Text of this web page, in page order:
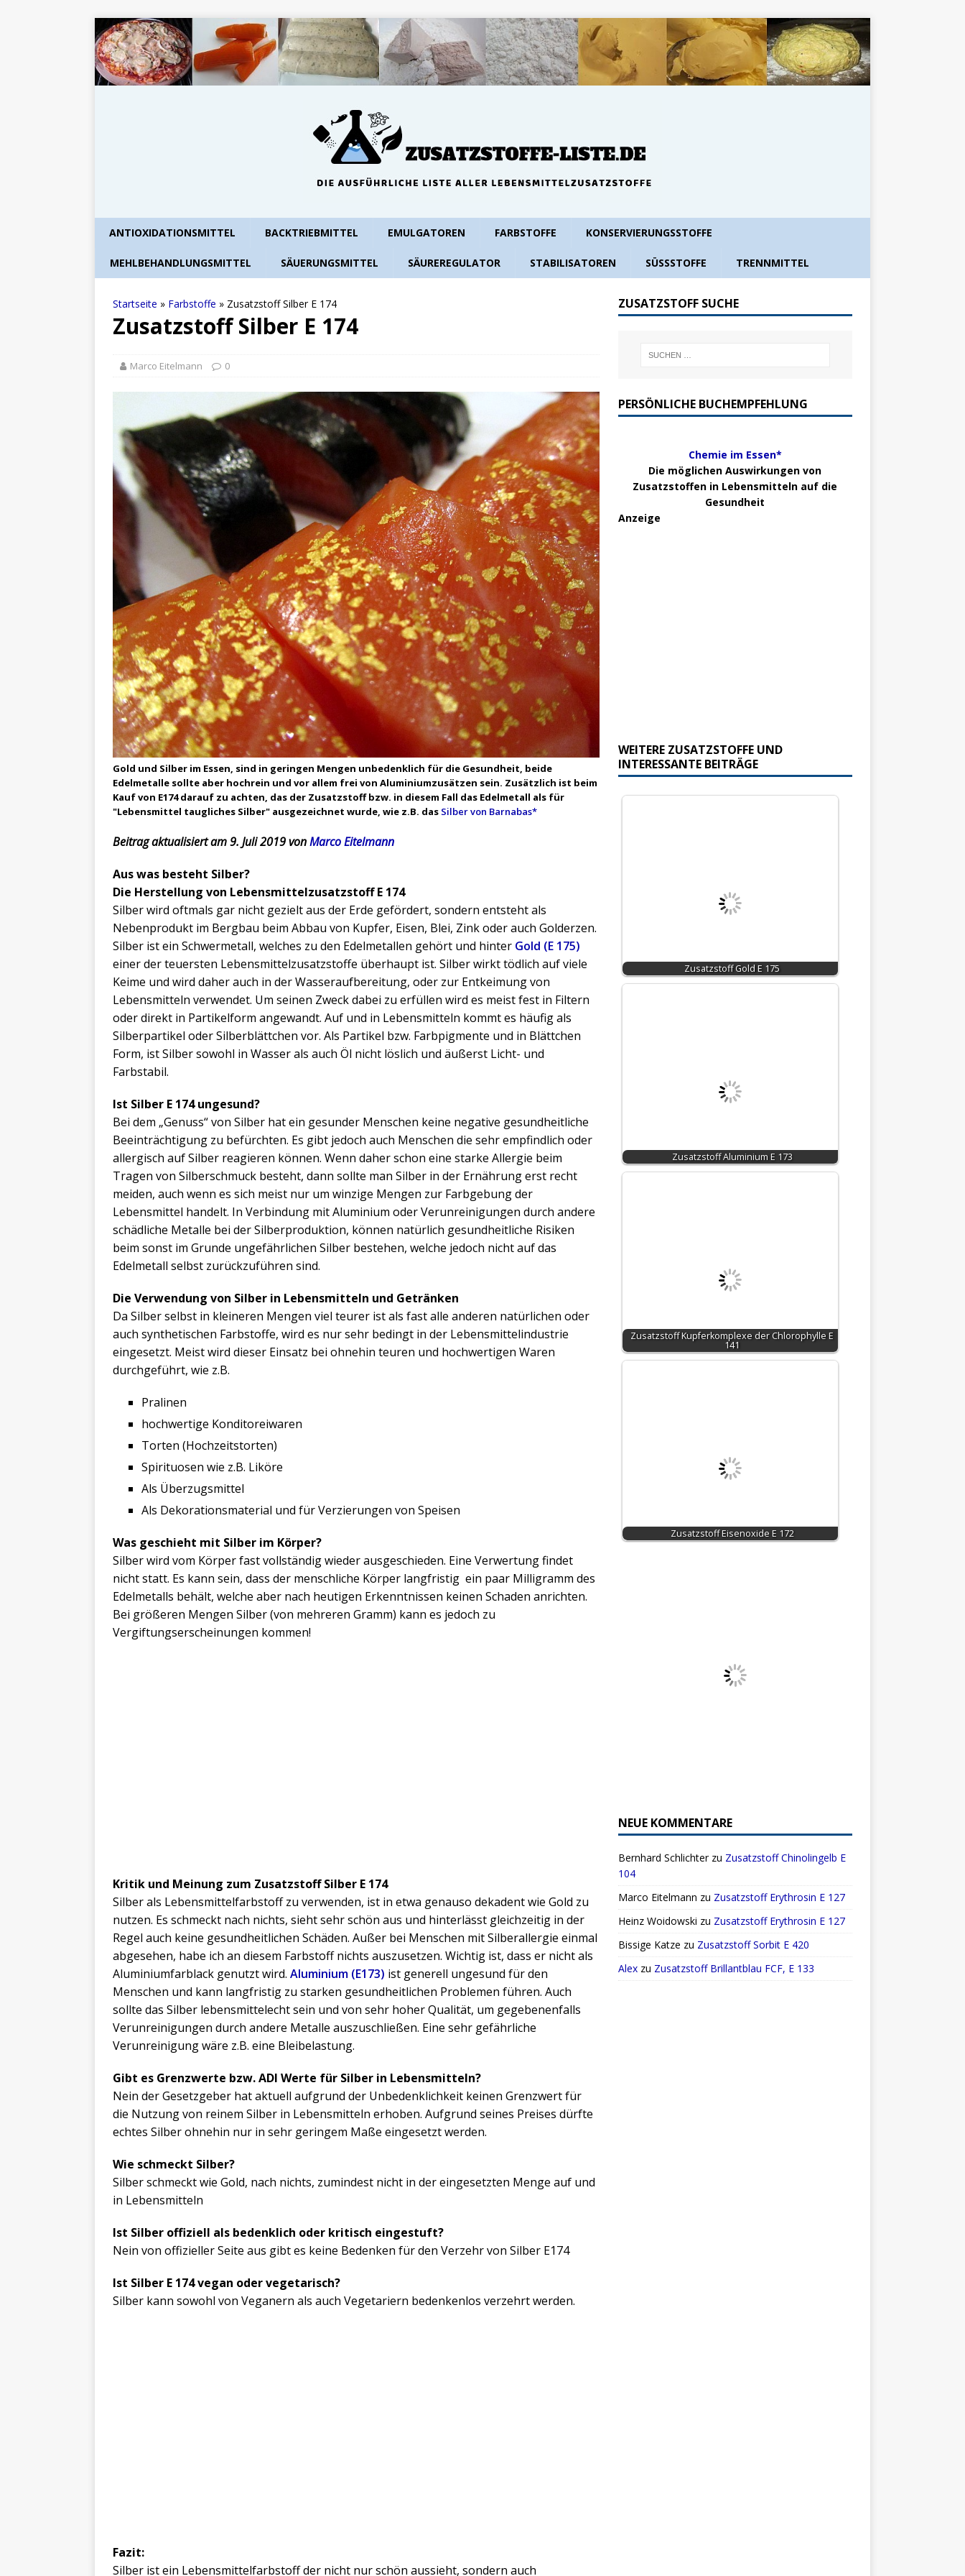
ANTIOXIDATIONSMITTEL BACKTRIEBMITTEL EMULGATOREN FARBSTOFFE KONSERVIERUNGSSTOFFE
MEHLBEHANDLUNGSMITTEL SÄUERUNGSMITTEL SÄUREREGULATOR STABILISATOREN SÜSSSTOFFE TRENNMITTEL
Startseite » Farbstoffe » Zusatzstoff Silber E 174
Zusatzstoff Silber E 174
Marco Eitelmann 0
Gold und Silber im Essen, sind in geringen Mengen unbedenklich für die Gesundheit, beide
Edelmetalle sollte aber hochrein und vor allem frei von Aluminiumzusätzen sein. Zusätzlich ist beim
Kauf von E174 darauf zu achten, das der Zusatzstoff bzw. in diesem Fall das Edelmetall als für
"Lebensmittel taugliches Silber" ausgezeichnet wurde, wie z.B. das Silber von Barnabas*
Beitrag aktualisiert am 9. Juli 2019 vonMarco Eitelmann
Aus was besteht Silber?
Die Herstellung von Lebensmittelzusatzstoff E 174
Silber wird oftmals gar nicht gezielt aus der Erde gefördert, sondern entsteht als
Nebenprodukt im Bergbau beim Abbau von Kupfer, Eisen, Blei, Zink oder auch Golderzen.
Silber ist ein Schwermetall, welches zu den Edelmetallen gehört und hinter Gold (E 175)
einer der teuersten Lebensmittelzusatzstoffe überhaupt ist. Silber wirkt tödlich auf viele
Keime und wird daher auch in der Wasseraufbereitung, oder zur Entkeimung von
Lebensmitteln verwendet. Um seinen Zweck dabei zu erfüllen wird es meist fest in Filtern
oder direkt in Partikelform angewandt. Auf und in Lebensmitteln kommt es häufig als
Silberpartikel oder Silberblättchen vor. Als Partikel bzw. Farbpigmente und in Blättchen
Form, ist Silber sowohl in Wasser als auch Öl nicht löslich und äußerst Licht- und
Farbstabil.
Ist Silber E 174 ungesund?
Bei dem „Genuss“ von Silber hat ein gesunder Menschen keine negative gesundheitliche
Beeinträchtigung zu befürchten. Es gibt jedoch auch Menschen die sehr empfindlich oder
allergisch auf Silber reagieren können. Wenn daher schon eine starke Allergie beim
Tragen von Silberschmuck besteht, dann sollte man Silber in der Ernährung erst recht
meiden, auch wenn es sich meist nur um winzige Mengen zur Farbgebung der
Lebensmittel handelt. In Verbindung mit Aluminium oder Verunreinigungen durch andere
schädliche Metalle bei der Silberproduktion, können natürlich gesundheitliche Risiken
beim sonst im Grunde ungefährlichen Silber bestehen, welche jedoch nicht auf das
Edelmetall selbst zurückzuführen sind.
Die Verwendung von Silber in Lebensmitteln und Getränken
Da Silber selbst in kleineren Mengen viel teurer ist als fast alle anderen natürlichen oder
auch synthetischen Farbstoffe, wird es nur sehr bedingt in der Lebensmittelindustrie
eingesetzt. Meist wird dieser Einsatz bei ohnehin teuren und hochwertigen Waren
durchgeführt, wie z.B.
Pralinen
hochwertige Konditoreiwaren
Torten (Hochzeitstorten)
Spirituosen wie z.B. Liköre
Als Überzugsmittel
Als Dekorationsmaterial und für Verzierungen von Speisen
Was geschieht mit Silber im Körper?
Silber wird vom Körper fast vollständig wieder ausgeschieden. Eine Verwertung findet
nicht statt. Es kann sein, dass der menschliche Körper langfristig ein paar Milligramm des
Edelmetalls behält, welche aber nach heutigen Erkenntnissen keinen Schaden anrichten.
Bei größeren Mengen Silber (von mehreren Gramm) kann es jedoch zu
Vergiftungserscheinungen kommen!
Kritik und Meinung zum Zusatzstoff Silber E 174
Silber als Lebensmittelfarbstoff zu verwenden, ist in etwa genauso dekadent wie Gold zu
nutzen. Es schmeckt nach nichts, sieht sehr schön aus und hinterlässt gleichzeitig in der
Regel auch keine gesundheitlichen Schäden. Außer bei Menschen mit Silberallergie einmal
abgesehen, habe ich an diesem Farbstoff nichts auszusetzen. Wichtig ist, dass er nicht als
Aluminiumfarblack genutzt wird. Aluminium (E173) ist generell ungesund für den
Menschen und kann langfristig zu starken gesundheitlichen Problemen führen. Auch
sollte das Silber lebensmittelecht sein und von sehr hoher Qualität, um gegebenenfalls
Verunreinigungen durch andere Metalle auszuschließen. Eine sehr gefährliche
Verunreinigung wäre z.B. eine Bleibelastung.
Gibt es Grenzwerte bzw. ADI Werte für Silber in Lebensmitteln?
Nein der Gesetzgeber hat aktuell aufgrund der Unbedenklichkeit keinen Grenzwert für
die Nutzung von reinem Silber in Lebensmitteln erhoben. Aufgrund seines Preises dürfte
echtes Silber ohnehin nur in sehr geringem Maße eingesetzt werden.
Wie schmeckt Silber?
Silber schmeckt wie Gold, nach nichts, zumindest nicht in der eingesetzten Menge auf und
in Lebensmitteln
Ist Silber offiziell als bedenklich oder kritisch eingestuft?
Nein von offizieller Seite aus gibt es keine Bedenken für den Verzehr von Silber E174
Ist Silber E 174 vegan oder vegetarisch?
Silber kann sowohl von Veganern als auch Vegetariern bedenkenlos verzehrt werden.
Fazit:
Silber ist ein Lebensmittelfarbstoff der nicht nur schön aussieht, sondern auch
ZUSATZSTOFF SUCHE
PERSÖNLICHE BUCHEMPFEHLUNG
Chemie im Essen*
Die möglichen Auswirkungen von
Zusatzstoffen in Lebensmitteln auf die
Gesundheit
Anzeige
WEITERE ZUSATZSTOFFE UND
INTERESSANTE BEITRÄGE
Zusatzstoff Gold E 175
Zusatzstoff Aluminium E 173
Zusatzstoff Kupferkomplexe der Chlorophylle E
141
Zusatzstoff Eisenoxide E 172
NEUE KOMMENTARE
Bernhard Schlichterzu Zusatzstoff Chinolingelb E
104
Marco Eitelmann zu Zusatzstoff Erythrosin E 127
Heinz Woidowski zu Zusatzstoff Erythrosin E 127
Bissige Katze zu Zusatzstoff Sorbit E 420
Alexzu Zusatzstoff Brillantblau FCF, E 133